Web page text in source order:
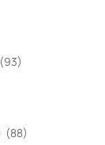
(93)
(88)